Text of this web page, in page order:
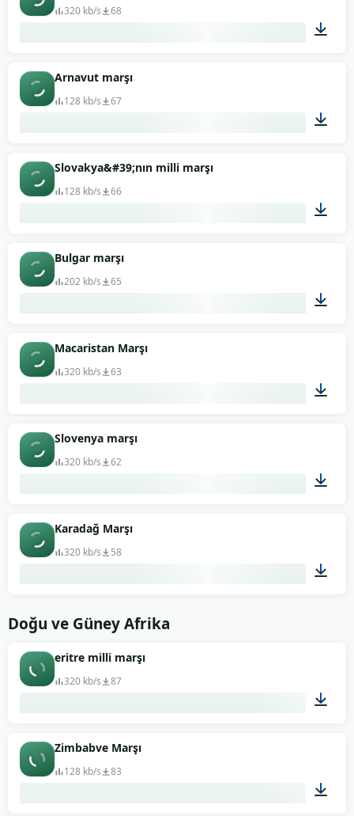
320 kb/s 68
Arnavut marşı
128 kb/s 67
Slovakya&#39;nın milli marşı
128 kb/s 66
Bulgar marşı
202 kb/s 65
Macaristan Marşı
320 kb/s 63
Slovenya marşı
320 kb/s 62
Karadağ Marşı
320 kb/s 58
Doğu ve Güney Afrika
eritre milli marşı
320 kb/s 87
Zimbabve Marşı
128 kb/s 83